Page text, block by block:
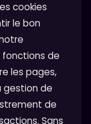
cookies
le bon
de
les pages,
gestion de
de
Sans